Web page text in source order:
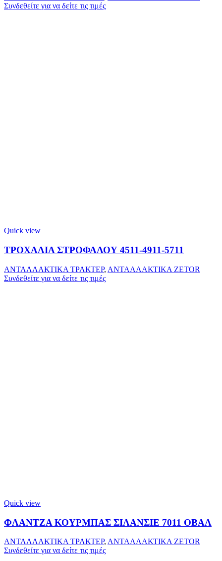
Συνδεθείτε για να δείτε τις τιμές
Quick view
ΤΡΟΧΑΛΙΑ ΣΤΡΟΦΑΛΟΥ 4511-4911-5711
ΑΝΤΑΛΛΑΚΤΙΚΑ ΤΡΑΚΤΕΡ, ΑΝΤΑΛΛΑΚΤΙΚΑ ZETOR
Συνδεθείτε για να δείτε τις τιμές
Quick view
ΦΛΑΝΤΖΑ ΚΟΥΡΜΠΑΣ ΣΙΛΑΝΣΙΕ 7011 ΟΒΑΛ
ΑΝΤΑΛΛΑΚΤΙΚΑ ΤΡΑΚΤΕΡ, ΑΝΤΑΛΛΑΚΤΙΚΑ ZETOR
Συνδεθείτε για να δείτε τις τιμές